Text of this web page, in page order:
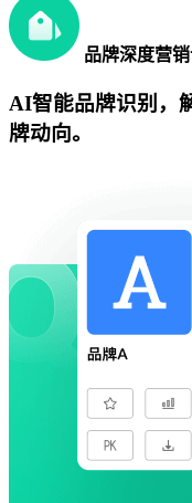
品牌深度营
AI智能品牌识别，
牌动向。